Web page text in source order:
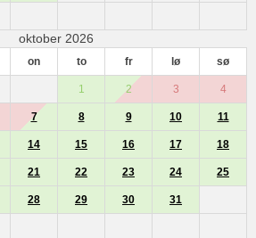
oktober 2026
on to fr lø sø
1 2 3 4
7 8 9 10 11
14 15 16 17 18
21 22 23 24 25
28 29 30 31